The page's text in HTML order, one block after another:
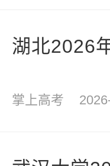
湖北2026
掌上高考